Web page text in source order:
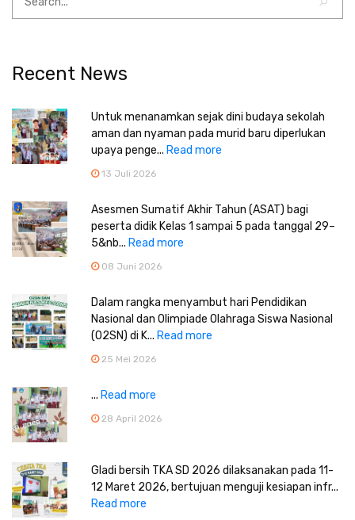
Recent News
Untuk menanamkan sejak dini budaya sekolah
aman dan nyaman pada murid baru diperlukan
upaya penge... Read more
13 Juli 2026
Asesmen Sumatif Akhir Tahun (ASAT) bagi
peserta didik Kelas 1 sampai 5 pada tanggal 29–
5&nb... Read more
08 Juni 2026
Dalam rangka menyambut hari Pendidikan
Nasional dan Olimpiade Olahraga Siswa Nasional
(O2SN) di K... Read more
25 Mei 2026
... Read more
28 April 2026
Gladi bersih TKA SD 2026 dilaksanakan pada 11-
12 Maret 2026, bertujuan menguji kesiapan infr...
Read more